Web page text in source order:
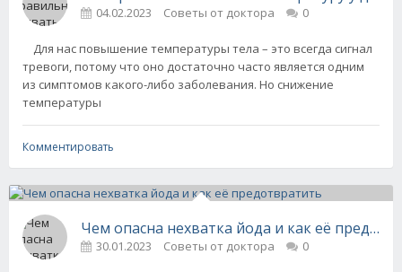
04.02.2023 Советы от доктора 0
Для нас повышение температуры тела – это всегда сигнал
тревоги, потому что оно достаточно часто является одним
из симптомов какого-либо заболевания. Но снижение
температуры
Комментировать
Чем опасна нехватка йода и как её
30.01.2023 Советы от доктора 0